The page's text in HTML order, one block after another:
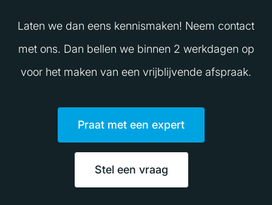
Laten we dan eens kennismaken! Neem contact
met ons. Dan bellen we binnen 2 werkdagen op
voor het maken van een vrijblijvende afspraak.
Praat met een expert
Stel een vraag